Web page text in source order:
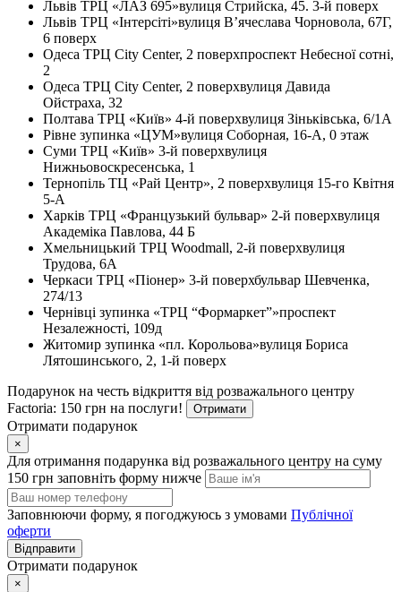
Львів ТРЦ «ЛАЗ 695»вулиця Стрийска, 45. 3-й поверх
Львів ТРЦ «Інтерсіті»вулиця В’ячеслава Чорновола, 67Г,
6 поверх
Одеса ТРЦ City Center, 2 поверхпроспект Небесної сотні,
2
Одеса ТРЦ City Center, 2 поверхвулиця Давида
Ойстраха, 32
Полтава ТРЦ «Київ» 4-й поверхвулиця Зіньківська, 6/1А
Рівне зупинка «ЦУМ»вулиця Соборная, 16-А, 0 этаж
Суми ТРЦ «Київ» 3-й поверхвулиця
Нижньовоскресенська, 1
Тернопіль ТЦ «Рай Центр», 2 поверхвулиця 15-го Квітня
5-А
Харків ТРЦ «Французький бульвар» 2-й поверхвулиця
Академіка Павлова, 44 Б
Хмельницький ТРЦ Woodmall, 2-й поверхвулиця
Трудова, 6А
Черкаси ТРЦ «Піонер» 3-й поверхбульвар Шевченка,
274/13
Чернівці зупинка «ТРЦ “Формаркет”»проспект
Незалежності, 109д
Житомир зупинка «пл. Корольова»вулиця Бориса
Лятошинського, 2, 1-й поверх
Подарунок на честь відкриття від розважального центру
Factoria: 150 грн на послуги!
Отримати
Отримати подарунок
×
Для отримання подарунка від розважального центру на суму
150 грн заповніть форму нижче
Заповнюючи форму, я погоджуюсь з умовами Публічної
оферти
Відправити
Отримати подарунок
×